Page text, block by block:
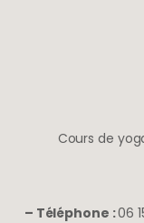
Cours de
– Téléphone :06